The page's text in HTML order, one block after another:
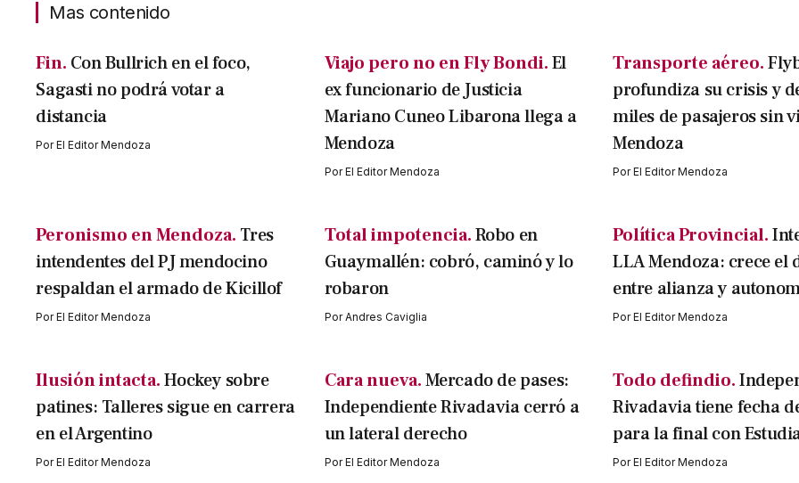
Mas contenido
Fin. Con Bullrich en el foco,
Sagasti no podrá votar a
distancia
PorEl Editor Mendoza
Viajo pero no en Fly Bondi.El
ex funcionario de Justicia
Mariano Cuneo Libarona llega a
Mendoza
PorEl Editor Mendoza
Transporte aéreo.
profundiza su crisis y
miles de pasajeros sin
Mendoza
PorEl Editor Mendoza
Peronismo en Mendoza. Tres
intendentes del PJ mendocino
respaldan el armado de Kicillof
PorEl Editor Mendoza
Total impotencia.Robo en
Guaymallén: cobró, caminó y lo
robaron
PorAndres Caviglia
Política Provincial.
LLA Mendoza: crece el
entre alianza y
PorEl Editor Mendoza
Ilusión intacta. Hockey sobre
patines: Talleres sigue en carrera
en el Argentino
PorEl Editor Mendoza
Cara nueva.Mercado de pases:
Independiente Rivadavia cerró a
un lateral derecho
PorEl Editor Mendoza
Todo defindio.
Rivadavia tiene fecha
para la final con
PorEl Editor Mendoza